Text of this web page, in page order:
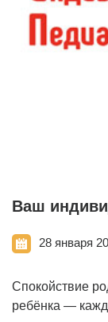
Ваш
28 января
Спокойствие
ребёнка —